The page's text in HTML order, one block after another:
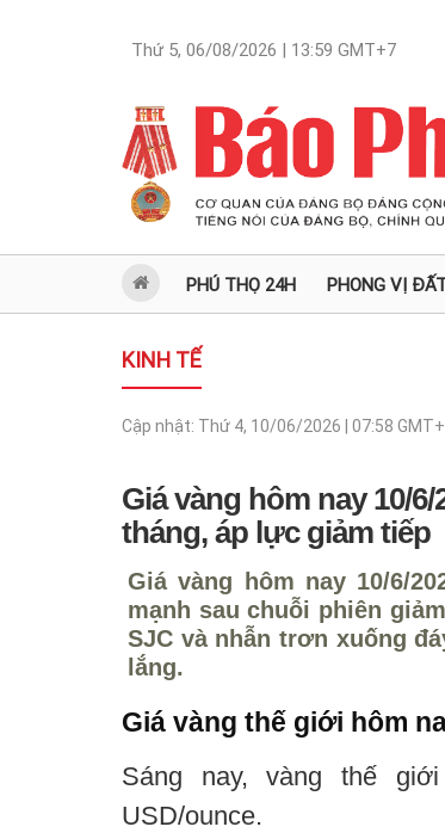
Thứ 5, 06/08/2026 | 13:59 GMT+7
PHÚ THỌ 24H PHONG VỊ
KINH TẾ
Cập nhật: Thứ 4, 10/06/2026 | 07:58
Giá vàng hôm nay 10/
tháng, áp lực giảm tiếp
Giá vàng hôm nay 10/6/
mạnh sau chuỗi phiên
SJC và nhẫn trơn xuống
lắng.
Giá vàng thế giới hôm
Sáng nay, vàng thế
USD/ounce.